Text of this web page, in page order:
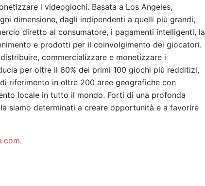
i videogiochi. Basata a Los Angeles,
dimensione, dagli indipendenti a quelli più grandi,
diretto al consumatore, i pagamenti intelligenti, la
e prodotti per il coinvolgimento dei giocatori.
commercializzare e monetizzare i
per oltre il 60% dei primi 100 giochi più redditizi,
riferimento in oltre 200 aree geografiche con
locale in tutto il mondo. Forti di una profonda
siamo determinati a creare opportunità e a favorire
.